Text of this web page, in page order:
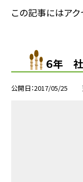
この記事にはア
６年
公開日 2017/05/25